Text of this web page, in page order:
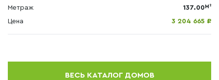
Метраж 137.00М²
Цена 3 204 665 ₽
ВЕСЬ КАТАЛОГ ДОМОВ